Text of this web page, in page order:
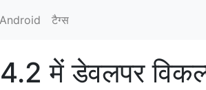
Android टैग्‍स
में डेवलपर